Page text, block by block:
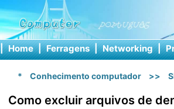
| Home | Ferragens | Networking |
* Conhecimento computador >>
Como excluir arquivos de